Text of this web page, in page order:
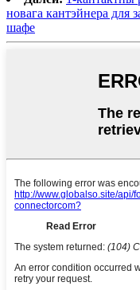
новага кантэйнера для
шафе